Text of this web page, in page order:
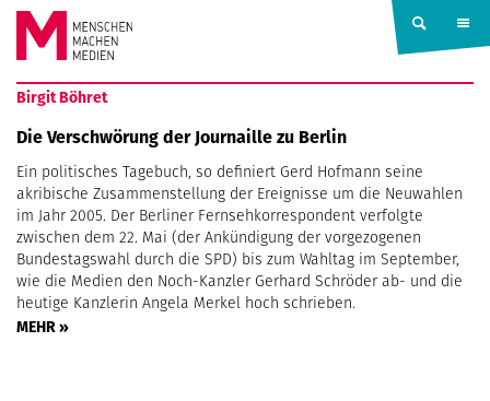
Springe zum Inhalt
MENSCHEN
MACHEN
MEDIEN
Birgit Böhret
Die Verschwörung der Journaille zu Berlin
Ein politisches Tagebuch, so definiert Gerd Hofmann seine
akribische Zusammenstellung der Ereignisse um die Neuwahlen
im Jahr 2005. Der Berliner Fernsehkorrespondent verfolgte
zwischen dem 22. Mai (der Ankündigung der vorgezogenen
Bundestagswahl durch die SPD) bis zum Wahltag im September,
wie die Medien den Noch-Kanzler Gerhard Schröder ab- und die
heutige Kanzlerin Angela Merkel hoch schrieben.
MEHR »